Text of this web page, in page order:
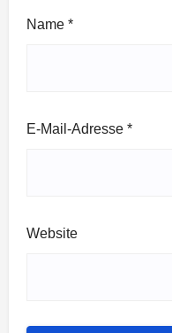
Name *
E-Mail-Adresse *
Website